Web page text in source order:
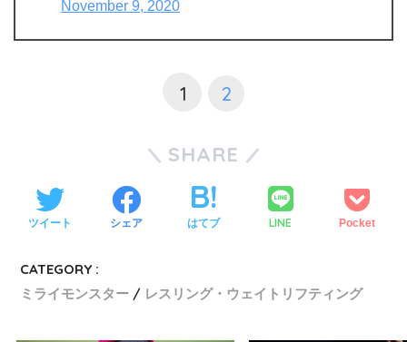
November 9, 2020
1 2
SHARE
ツイート シェア はてブ LINE Pocket
CATEGORY :
ミライモンスター
レスリング・ウェイトリフティング